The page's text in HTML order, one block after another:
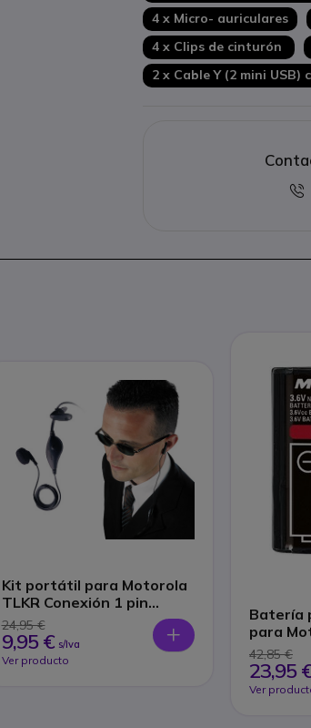
4 x Micro- auriculares
4 x Clips de cinturón
2 x Cable Y (2 mini
Kit portátil para Motorola
TLKR Conexión 1 pin
T81,T82,T82EX, T92
24,95 €
9,95 € s/Iva
Ver producto
Batería
para
42,85 €
23,95
Ver